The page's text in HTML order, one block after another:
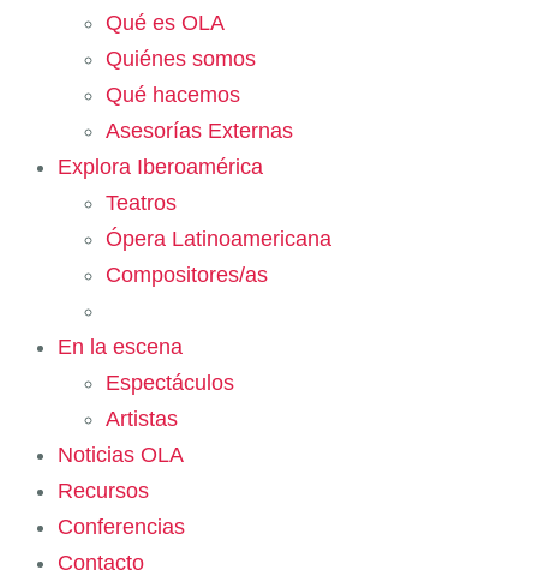
Qué es OLA
Quiénes somos
Qué hacemos
Asesorías Externas
Explora Iberoamérica
Teatros
Ópera Latinoamericana
Compositores/as
En la escena
Espectáculos
Artistas
Noticias OLA
Recursos
Conferencias
Contacto